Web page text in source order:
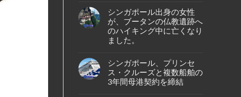
性
が
イ
ン
ド
ネ
の
バ
タ
ム
島
on
タ
イ・
ラ
イ
オ
ア、
ジ
ェ
ッ
シンガポール出身の女性
が、ブータンの仏教遺跡へ
のハイキング中に亡くなり
ました。
on
シ
ン
ガ
シンガポール、プリンセ
ス・クルーズと複数船舶の
3年間母港契約を締結